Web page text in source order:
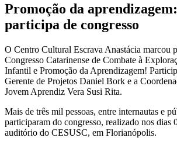
Promoção da
participa de congresso
O Centro Cultural Escrava Anastácia marcou
Congresso Catarinense de Combate à
Infantil e Promoção da Aprendizagem!
Gerente de Projetos Daniel Bork e a
Jovem Aprendiz Vera Susi Rita.
Mais de três mil pessoas, entre internautas e
participaram do congresso, realizado nos dias
auditório do CESUSC, em Florianópolis.